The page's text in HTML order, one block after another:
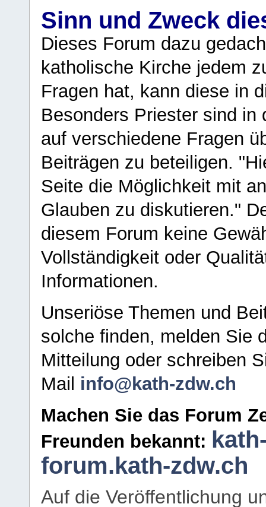
Sinn und Zweck
Dieses Forum dazu
katholische Kirche jedem
Fragen hat, kann diese in
Besonders Priester sind in
auf verschiedene Fragen
Beiträgen zu beteiligen.
Seite die Möglichkeit mit
Glauben zu diskutieren."
diesem Forum keine
Vollständigkeit oder
Informationen.
Unseriöse Themen und
solche finden, melden Sie
Mitteilung oder schreiben
Mail info@kath-zdw.ch
Machen Sie das Forum
Freunden bekannt:
forum.kath-zdw.ch
Auf die Veröffentlichung